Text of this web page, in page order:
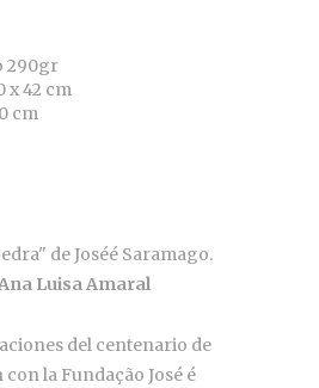
290gr
x 42 cm
cm
de Joséé Saramago.
Luisa Amaral
del centenario de
la Fundação José é